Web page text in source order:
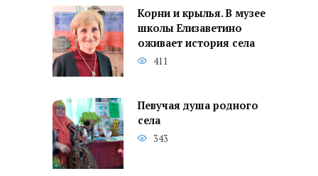
Корни и крылья. В музее
школы Елизаветино
оживает история села
411
Певучая душа родного
села
343